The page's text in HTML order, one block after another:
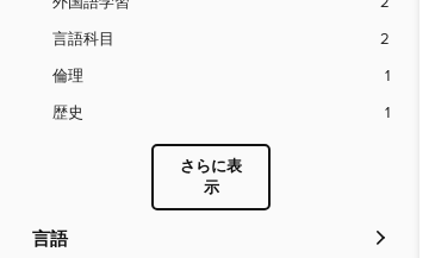
言語科目
2
倫理
1
歴史
1
さらに表
示
言語